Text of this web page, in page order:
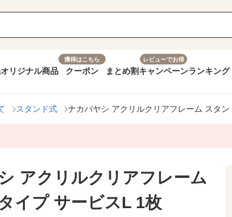
オリジナル商品
獲得はこちら
クーポン まとめ割
レビューでお得
キャンペーンランキング
スタンド式 ナカバヤシ アクリルクリアフレーム スタ
アクリルクリアフレーム
イプ サービスL 1枚